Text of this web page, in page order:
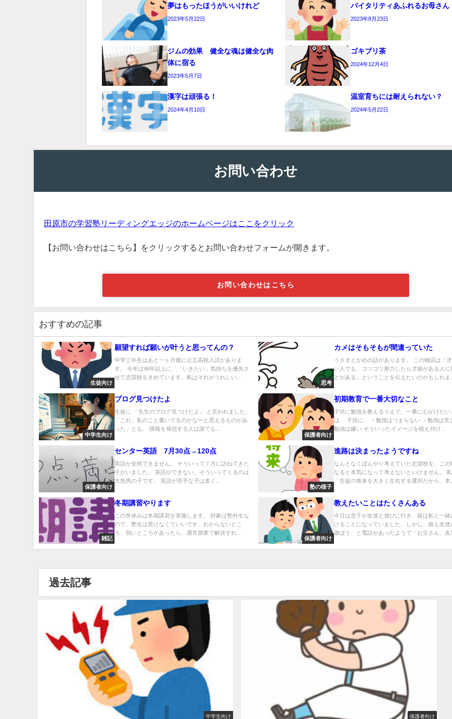
夢はもったほうがいいけれど
2023年5月22日
バイタリティあふれるお母さん
2023年8月23日
ジムの効果 健全な魂は健全な肉
体に宿る
2023年5月7日
ゴキブリ茶
2024年12月4日
漢字は頑張る！
2024年4月10日
温室育ちには耐えられない？
2024年5月22日
お問い合わせ
田原市の学習塾リーディングエッジのホームページはここをクリック
【お問い合わせはこちら】をクリックするとお問い合わせフォームが開きます。
お問い合わせはこちら
おすすめの記事
生徒向け
願望すれば願いが叶うと思ってんの？
中学三年生はあと一ヶ月後に公立高校入試がありま
す。 今年は例年以上に、「いきたい」気持ちを優先さ
せて志望校をきめています。私はそれがうれしい...
思考
カメはそもそもが間違っていた
うさぎとかめの話があります。 この物語は「
い人でも、コツコツ努力したら才能がある人に
とがある」ということを伝えたいのかもしれま
中学生向け
ブログ見つけたよ
生徒に 「先生のブログ見つけたよ」 と言われました。
「これ、私のこと書いてるのかなーと思えるものがあ
った」とも。 情報を発信する人は誰でも...
保護者向け
初期教育で一番大切なこと
子供に勉強を教えるうえで、一番に心がけたい
は、 子供に、 ・勉強はつまらない ・勉強は苦
勉強は嫌い そういったイメージを植え付け...
保護者向け
センター英語 7月30点→120点
英語が全然できません。 そういって７月に訪ねてきた
子がいました。 英語ができない、そういってくるのは
大抵男の子です。 英語が苦手な子は多く...
塾の様子
進路は決まったようですね
なんとなくぼんやり考えていた志望校を、この
なると本気になって考えないといけません。
「生徒の将来を大きく左右する選択だから、本
雑記
冬期講習やります
この冬休みは冬期講習を実施します。 対象は塾外生な
ので、塾生は受けなくていいです。わからないとこ
ろ、弱いところがあったら、通常授業で解決すれ...
保護者向け
教えたいことはたくさんある
今日は息子が友達と遊びに行き、娘は私と一緒
けることになっていました。しかし、娘も友達
遊ぼう、と電話があったようで「お父さん、友
過去記事
中学生向け 保護者向け